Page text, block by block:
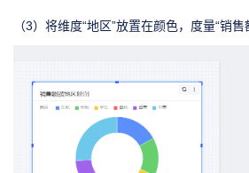
（3）将维度“地区”放置在颜色，度量“销售